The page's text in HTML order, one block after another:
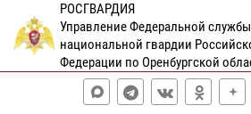
РОСГВАРДИЯ
Управление Федеральной
национальной гвардии
Федерации по Оренбургской